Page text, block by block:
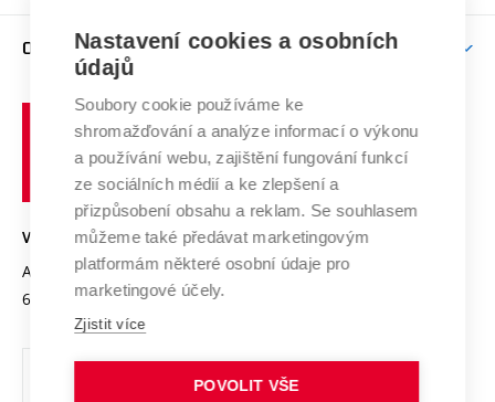
E-přihláška
Závěrečné práce
Doktorské studium
Studium bez bariér
Podpora podnikání
Mezinárodní vědecká rada
Systém zajišťování kvality výzkumu
Výzkumné infrastruktury
Transfer znalostí
Open Science
Projekty
Projekty ze strukturálních fondů
Specifický výzkum
Firemní spolupráce
Zahraniční spolupráce
Spolupráce se školami
Mezinárodní dohody
Univerzitní sítě
O UNIVERZITĚ
Profil univerzity
Udržitelná univerzita
Podnikavá univerzita / ContriBUTe
Bezpečná univerzita
Vyznamenání
Organizační struktura
Ochrana osobních údajů
učení
technické
Brně
VYSOKÉ UČENÍ TECHNICKÉ V BRNĚ
Antonínská 548/1
602 00 Brno
www.vut.cz
vut@vutbr.cz
Nastavení cookies a osobních
údajů
Soubory cookie používáme ke
shromažďování a analýze informací o výkonu
a používání webu, zajištění fungování funkcí
ze sociálních médií a ke zlepšení a
přizpůsobení obsahu a reklam. Se souhlasem
můžeme také předávat marketingovým
platformám některé osobní údaje pro
marketingové účely.
Zjistit více
POVOLIT VŠE